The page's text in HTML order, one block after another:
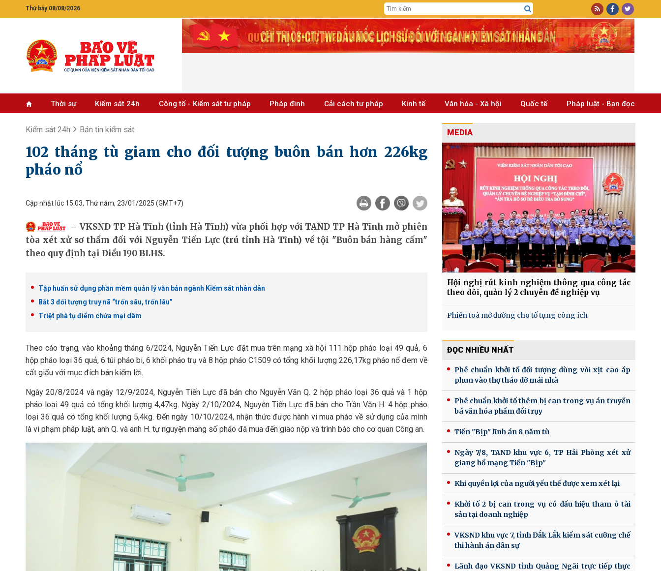
Thứ bảy 08/08/2026
Thời sự Kiểm sát 24h Công tố - Kiểm sát tư pháp Pháp đình Cải cách tư pháp Kinh tế Văn hóa - Xã hội Quốc tế Pháp luật - Bạn đọc
Kiểm sát 24h Bản tin kiểm sát
102 tháng tù giam cho đối tượng buôn bán hơn 226kg
pháo nổ
Cập nhật lúc 15:03, Thứ năm, 23/01/2025 (GMT+7)
VKSND TP Hà Tĩnh (tỉnh Hà Tĩnh) vừa phối hợp với TAND TP Hà Tĩnh mở phiên
tòa xét xử sơ thẩm đối với Nguyễn Tiến Lực (trú tỉnh Hà Tĩnh) về tội "Buôn bán hàng cấm"
theo quy định tại Điều 190 BLHS.
Tập huấn sử dụng phần mềm quản lý văn bản ngành Kiểm sát nhân dân
Bắt 3 đối tượng truy nã “trốn sâu, trốn lâu”
Triệt phá tụ điểm chứa mại dâm
Theo cáo trạng, vào khoảng tháng 6/2024, Nguyễn Tiến Lực đặt mua trên mạng xã hội 111 hộp pháo loại 49 quả, 6
hộp pháo loại 36 quả, 6 túi pháo bi, 6 khối pháo trụ và 8 hộp pháo C1509 có tổng khối lượng 226,17kg pháo nổ đem về
cất giấu với mục đích bán kiếm lời.
Ngày 20/8/2024 và ngày 12/9/2024, Nguyễn Tiến Lực đã bán cho Nguyễn Văn Q. 2 hộp pháo loại 36 quả và 1 hộp
pháo loại 49 quả có tổng khối lượng 4,47kg. Ngày 2/10/2024, Nguyễn Tiến Lực đã bán cho Trần Văn H. 4 hộp pháo
loại 36 quả có tổng khối lượng 5,4kg. Đến ngày 10/10/2024, nhận thức được hành vi mua pháo về sử dụng của mình
là vi phạm pháp luật, anh Q. và anh H. tự nguyện mang số pháo đã mua đến giao nộp và trình báo cho cơ quan Công an.
MEDIA
Hội nghị rút kinh nghiệm thông qua công tác
theo dõi, quản lý 2 chuyên đề nghiệp vụ
Phiên toà mở đường cho tố tụng công ích
ĐỌC NHIỀU NHẤT
Phê chuẩn khởi tố đối tượng dùng vòi xịt cao áp
phun vào thợ tháo dỡ mái nhà
Phê chuẩn khởi tố thêm bị can trong vụ án truyền
bá văn hóa phẩm đồi trụy
Tiến "Bịp" lĩnh án 8 năm tù
Ngày 7/8, TAND khu vực 6, TP Hải Phòng xét xử
giang hồ mạng Tiến "Bịp"
Khi quyền lợi của người yếu thế được xem xét lại
Khởi tố 2 bị can trong vụ có dấu hiệu tham ô tài
sản tại doanh nghiệp
VKSND khu vực 7, tỉnh Đắk Lắk kiểm sát cưỡng chế
thi hành án dân sự
Lãnh đạo VKSND tỉnh Quảng Ngãi trực tiếp thực